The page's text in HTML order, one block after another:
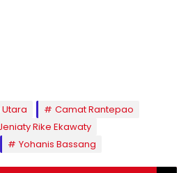
Camat Rantepao
Rike Ekawaty
Yohanis Bassang